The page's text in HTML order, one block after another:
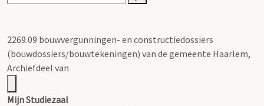
2269.09 bouwvergunningen- en constructiedossiers
(bouwdossiers/bouwtekeningen) van de gemeente Haarlem,
Archiefdeel van
Mijn Studiezaal